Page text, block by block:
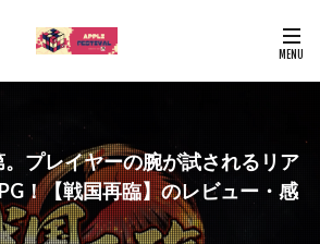
プレイヤーの腕が試されるリア
！【戦国再臨】のレビュー・感